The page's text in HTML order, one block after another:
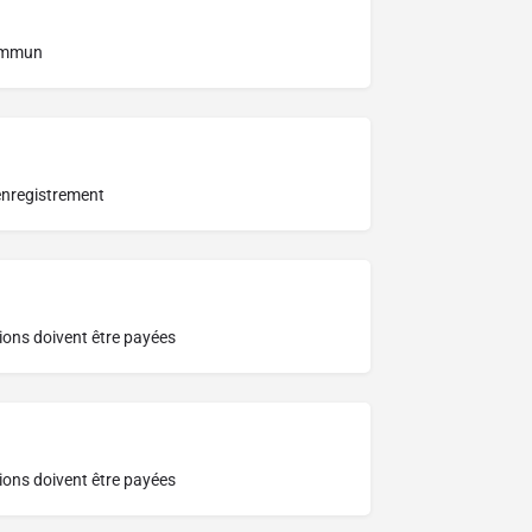
doivent être payées
doivent être payées